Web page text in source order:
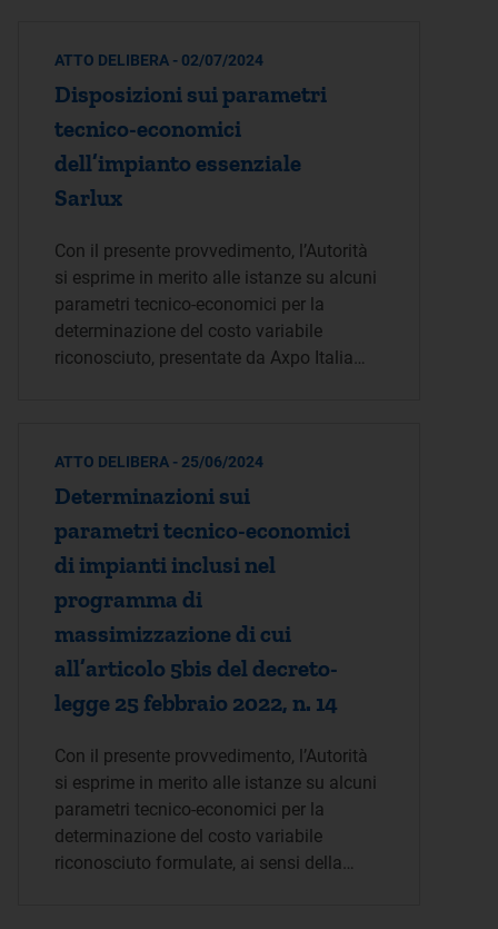
ATTO DELIBERA - 02/07/2024
Disposizioni sui parametri
tecnico-economici
dell’impianto essenziale
Sarlux
Con il presente provvedimento, l’Autorità
si esprime in merito alle istanze su alcuni
parametri tecnico-economici per la
determinazione del costo variabile
riconosciuto, presentate da Axpo Italia…
ATTO DELIBERA - 25/06/2024
Determinazioni sui
parametri tecnico-economici
di impianti inclusi nel
programma di
massimizzazione di cui
all’articolo 5bis del decreto-
legge 25 febbraio 2022, n. 14
Con il presente provvedimento, l’Autorità
si esprime in merito alle istanze su alcuni
parametri tecnico-economici per la
determinazione del costo variabile
riconosciuto formulate, ai sensi della…